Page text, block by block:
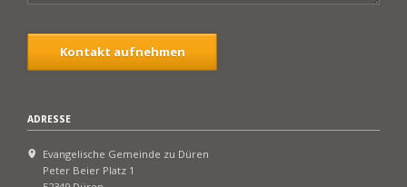
Kontakt aufnehmen
ADRESSE
Evangelische Gemeinde zu Düren
Peter Beier Platz 1